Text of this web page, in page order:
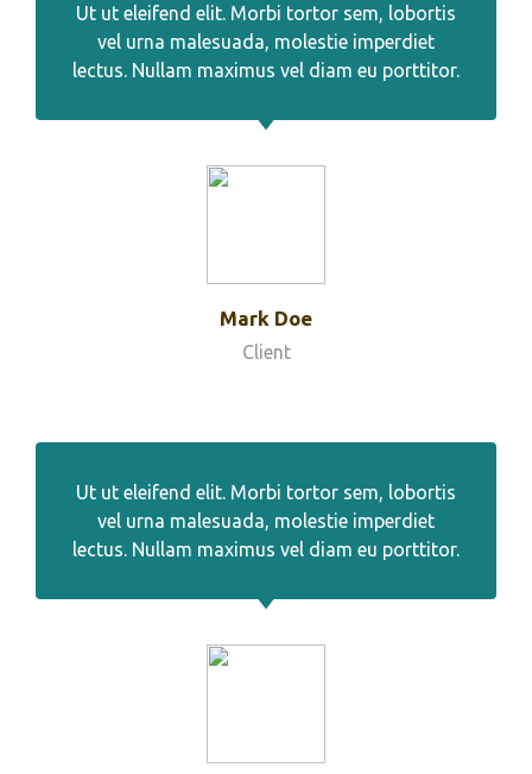
Ut ut eleifend elit. Morbi tortor sem, lobortis
vel urna malesuada, molestie imperdiet
lectus. Nullam maximus vel diam eu porttitor.
Mark Doe
Client
Ut ut eleifend elit. Morbi tortor sem, lobortis
vel urna malesuada, molestie imperdiet
lectus. Nullam maximus vel diam eu porttitor.